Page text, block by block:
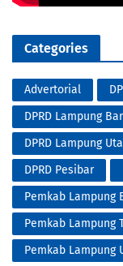
Categories
Advertorial
DPRD Lampung
DPRD Lampung
DPRD Pesibar
Pemkab Lampung
Pemkab Lampung
Pemkab Lampung